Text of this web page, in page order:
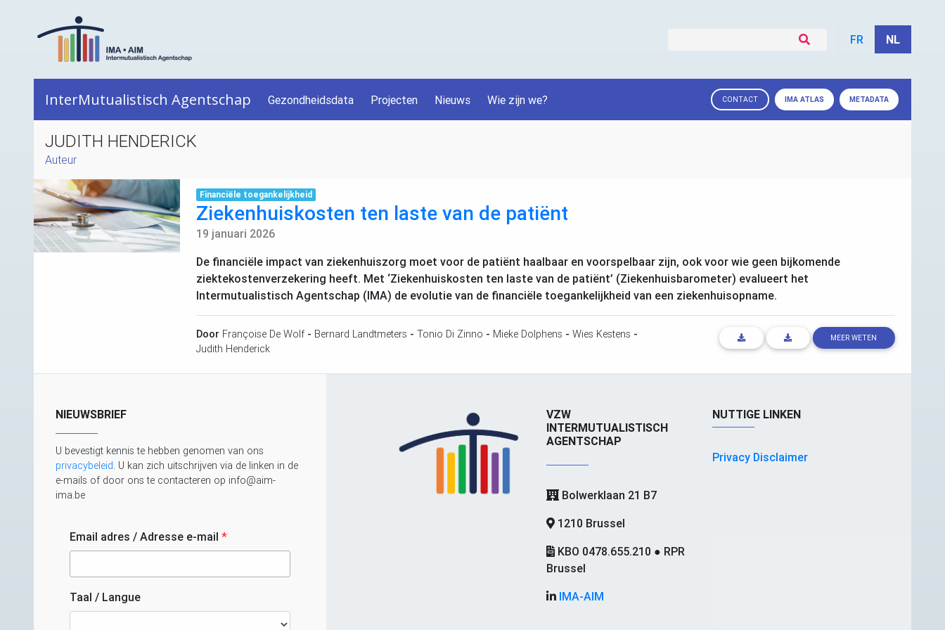
FR NL
InterMutualistisch Agentschap Gezondheidsdata Projecten Nieuws Wie zijn we? CONTACT IMA ATLAS METADATA
JUDITH HENDERICK
Auteur
Financiële toegankelijkheid
Ziekenhuiskosten ten laste van de patiënt
19 januari 2026
De financiële impact van ziekenhuiszorg moet voor de patiënt haalbaar en voorspelbaar zijn, ook voor wie geen bijkomende
ziektekostenverzekering heeft. Met ‘Ziekenhuiskosten ten laste van de patiënt’ (Ziekenhuisbarometer) evalueert het
Intermutualistisch Agentschap (IMA) de evolutie van de financiële toegankelijkheid van een ziekenhuisopname.
Door Françoise De Wolf- Bernard Landtmeters - Tonio Di Zinno - Mieke Dolphens - Wies Kestens -
Judith Henderick
MEER WETEN
NIEUWSBRIEF
U bevestigt kennis te hebben genomen van ons
privacybeleid. U kan zich uitschrijven via de linken in de
e-mails of door ons te contacteren op info@aim-
ima.be
Email adres / Adresse e-mail *
Taal / Langue
VZW
INTERMUTUALISTISCH
AGENTSCHAP
Bolwerklaan 21 B7
1210 Brussel
KBO 0478.655.210 ● RPR
Brussel
IMA-AIM
NUTTIGE LINKEN
Privacy Disclaimer